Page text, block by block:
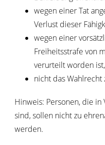
wegen einer Tat
Verlust dieser
wegen einer
Freiheitsstrafe von
verurteilt worden ist,
nicht das Wahlrecht
Hinweis: Personen, die in
sind, sollen nicht zu
werden.